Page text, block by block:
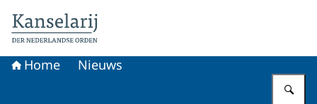
Home Nieuws